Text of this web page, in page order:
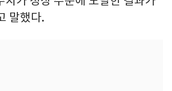
말했다.